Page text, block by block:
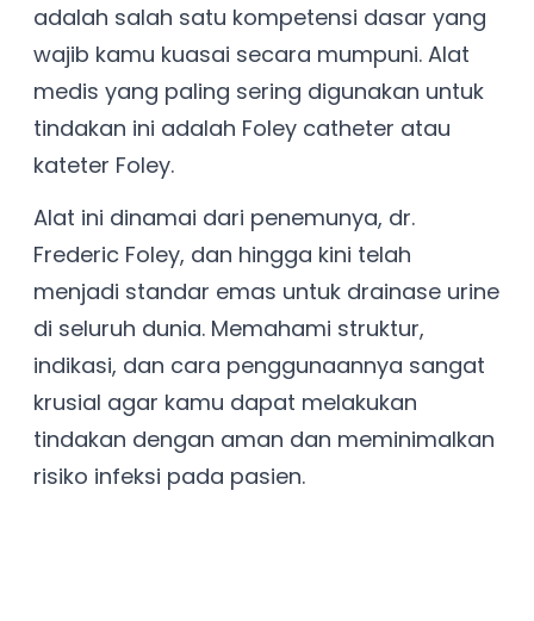
adalah salah satu kompetensi dasar yang
wajib kamu kuasai secara mumpuni. Alat
medis yang paling sering digunakan untuk
tindakan ini adalah Foley catheter atau
kateter Foley.
Alat ini dinamai dari penemunya, dr.
Frederic Foley, dan hingga kini telah
menjadi standar emas untuk drainase urine
di seluruh dunia. Memahami struktur,
indikasi, dan cara penggunaannya sangat
krusial agar kamu dapat melakukan
tindakan dengan aman dan meminimalkan
risiko infeksi pada pasien.